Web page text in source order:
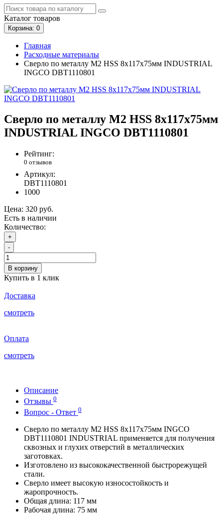
Каталог товаров
Корзина: 0
Главная
Расходные материалы
Сверло по металлу М2 HSS 8x117х75мм INDUSTRIAL
INGCO DBT1110801
Сверло по металлу М2 HSS 8x117х75мм
INDUSTRIAL INGCO DBT1110801
Рейтинг:
0 отзывов
Артикул:
DBT1110801
1000
Цена: 320 руб.
Есть в наличии
Количество:
+
-
В корзину
Купить в 1 клик
Доставка
смотреть
Оплата
смотреть
Описание
Отзывы 0
Вопрос - Ответ 0
Сверло по металлу М2 HSS 8x117х75мм INGCO
DBT1110801 INDUSTRIAL применяется для получения
сквозных и глухих отверстий в металлических
заготовках.
Изготовлено из высококачественной быстрорежущей
стали.
Сверло имеет высокую износостойкость и
жаропрочность.
Общая длина: 117 мм
Рабочая длина: 75 мм